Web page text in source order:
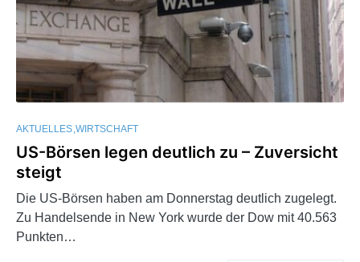
AKTUELLES WIRTSCHAFT
US-Börsen legen deutlich zu – Zuversicht
steigt
Die US-Börsen haben am Donnerstag deutlich zugelegt.
Zu Handelsende in New York wurde der Dow mit 40.563
Punkten…